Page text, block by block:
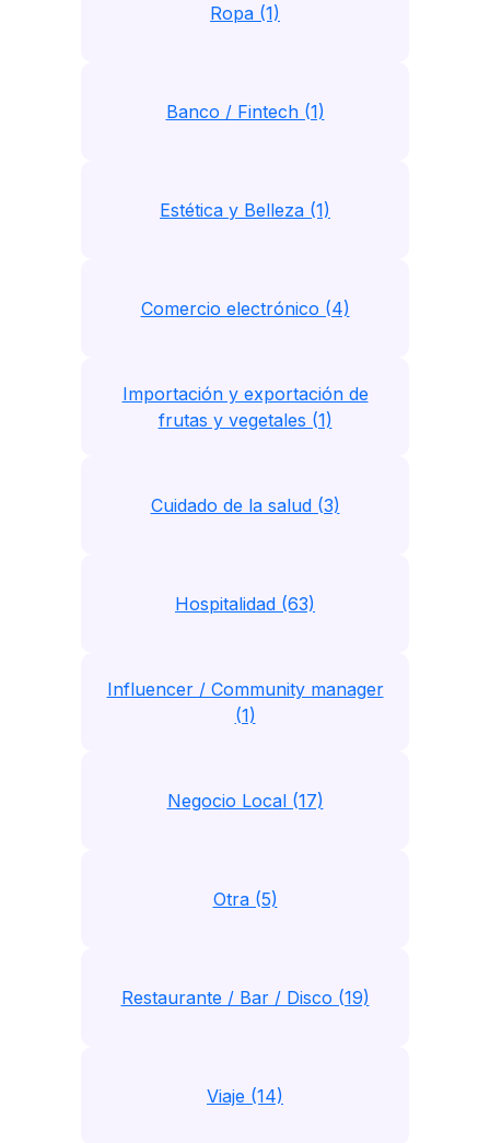
Ropa (1)
Banco / Fintech (1)
Estética y Belleza (1)
Comercio electrónico (4)
Importación y exportación de
frutas y vegetales (1)
Cuidado de la salud (3)
Hospitalidad (63)
Influencer / Community manager
(1)
Negocio Local (17)
Otra (5)
Restaurante / Bar / Disco (19)
Viaje (14)